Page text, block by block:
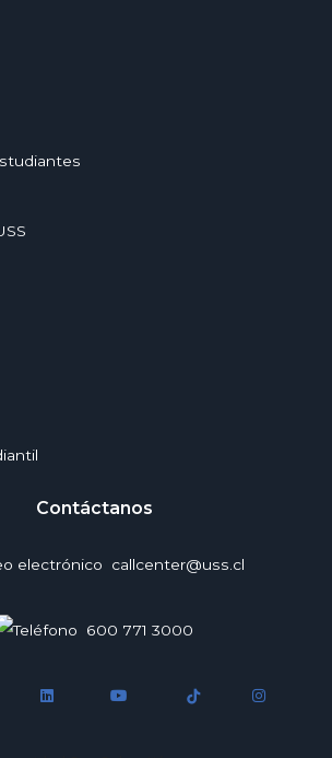
Contáctanos
callcenter@uss.cl
600 771 3000